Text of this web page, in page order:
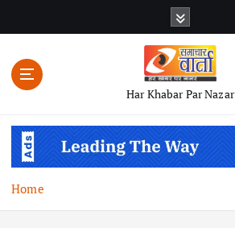
n
Har Khabar Par Nazar
Home